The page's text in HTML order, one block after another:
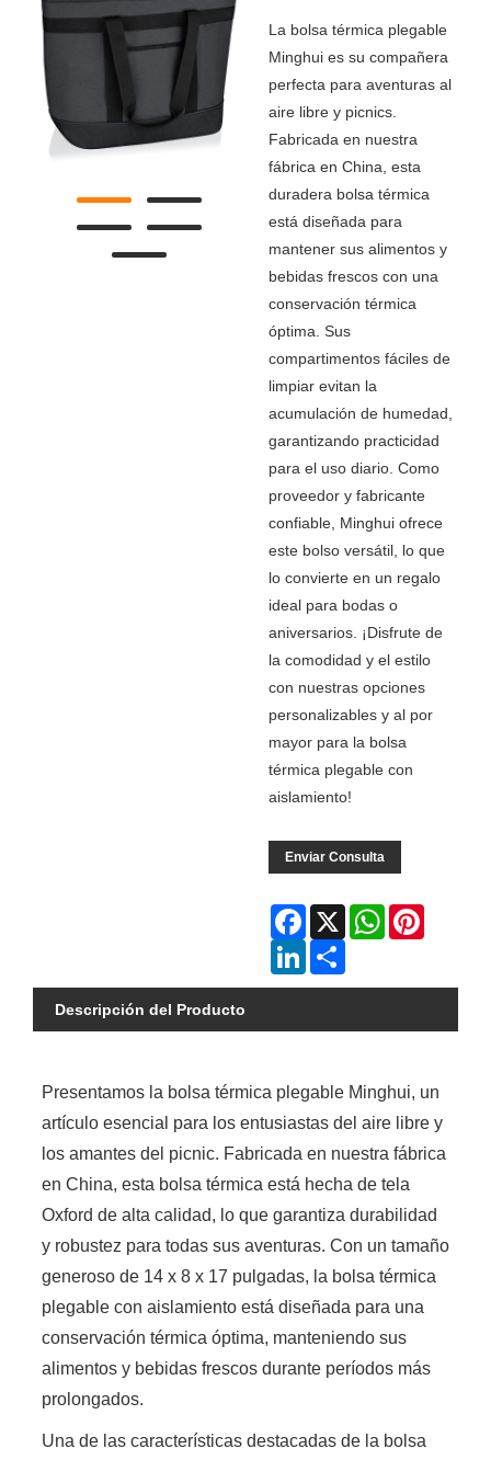
La bolsa térmica plegable
Minghui es su compañera
perfecta para aventuras al
aire libre y picnics.
Fabricada en nuestra
fábrica en China, esta
duradera bolsa térmica
está diseñada para
mantener sus alimentos y
bebidas frescos con una
conservación térmica
óptima. Sus
compartimentos fáciles de
limpiar evitan la
acumulación de humedad,
garantizando practicidad
para el uso diario. Como
proveedor y fabricante
confiable, Minghui ofrece
este bolso versátil, lo que
lo convierte en un regalo
ideal para bodas o
aniversarios. ¡Disfrute de
la comodidad y el estilo
con nuestras opciones
personalizables y al por
mayor para la bolsa
térmica plegable con
aislamiento!
Enviar Consulta
Facebook
X WhatsApp
LinkedIn
Descripción del Producto
Presentamos la bolsa térmica plegable Minghui, un
artículo esencial para los entusiastas del aire libre y
los amantes del picnic. Fabricada en nuestra fábrica
en China, esta bolsa térmica está hecha de tela
Oxford de alta calidad, lo que garantiza durabilidad
y robustez para todas sus aventuras. Con un tamaño
generoso de 14 x 8 x 17 pulgadas, la bolsa térmica
plegable con aislamiento está diseñada para una
conservación térmica óptima, manteniendo sus
alimentos y bebidas frescos durante períodos más
prolongados.
Una de las características destacadas de la bolsa